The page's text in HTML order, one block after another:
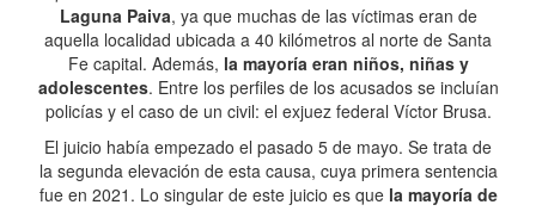
Laguna Paiva, ya que muchas de las víctimas eran de
aquella localidad ubicada a 40 kilómetros al norte de Santa
Fe capital. Además, la mayoría eran niños, niñas y
adolescentes. Entre los perfiles de los acusados se incluían
policías y el caso de un civil: el exjuez federal Víctor Brusa.
El juicio había empezado el pasado 5 de mayo. Se trata de
la segunda elevación de esta causa, cuya primera sentencia
fue en 2021. Lo singular de este juicio es quela mayoría de